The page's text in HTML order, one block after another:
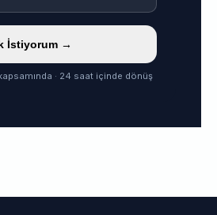
İstiyorum →
· 24 saat içinde dönüş